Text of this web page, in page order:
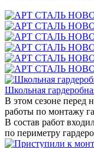
Школьная
В этом сезоне перед
работы по монтажу
В состав работ
по периметру